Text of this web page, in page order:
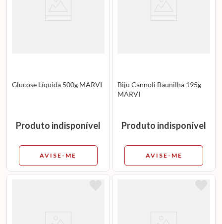
Glucose Líquida 500g MARVI
Produto indisponível
AVISE-ME
Biju Cannoli Baunilha 195g
MARVI
Produto indisponível
AVISE-ME